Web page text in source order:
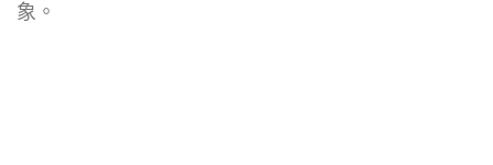
象。